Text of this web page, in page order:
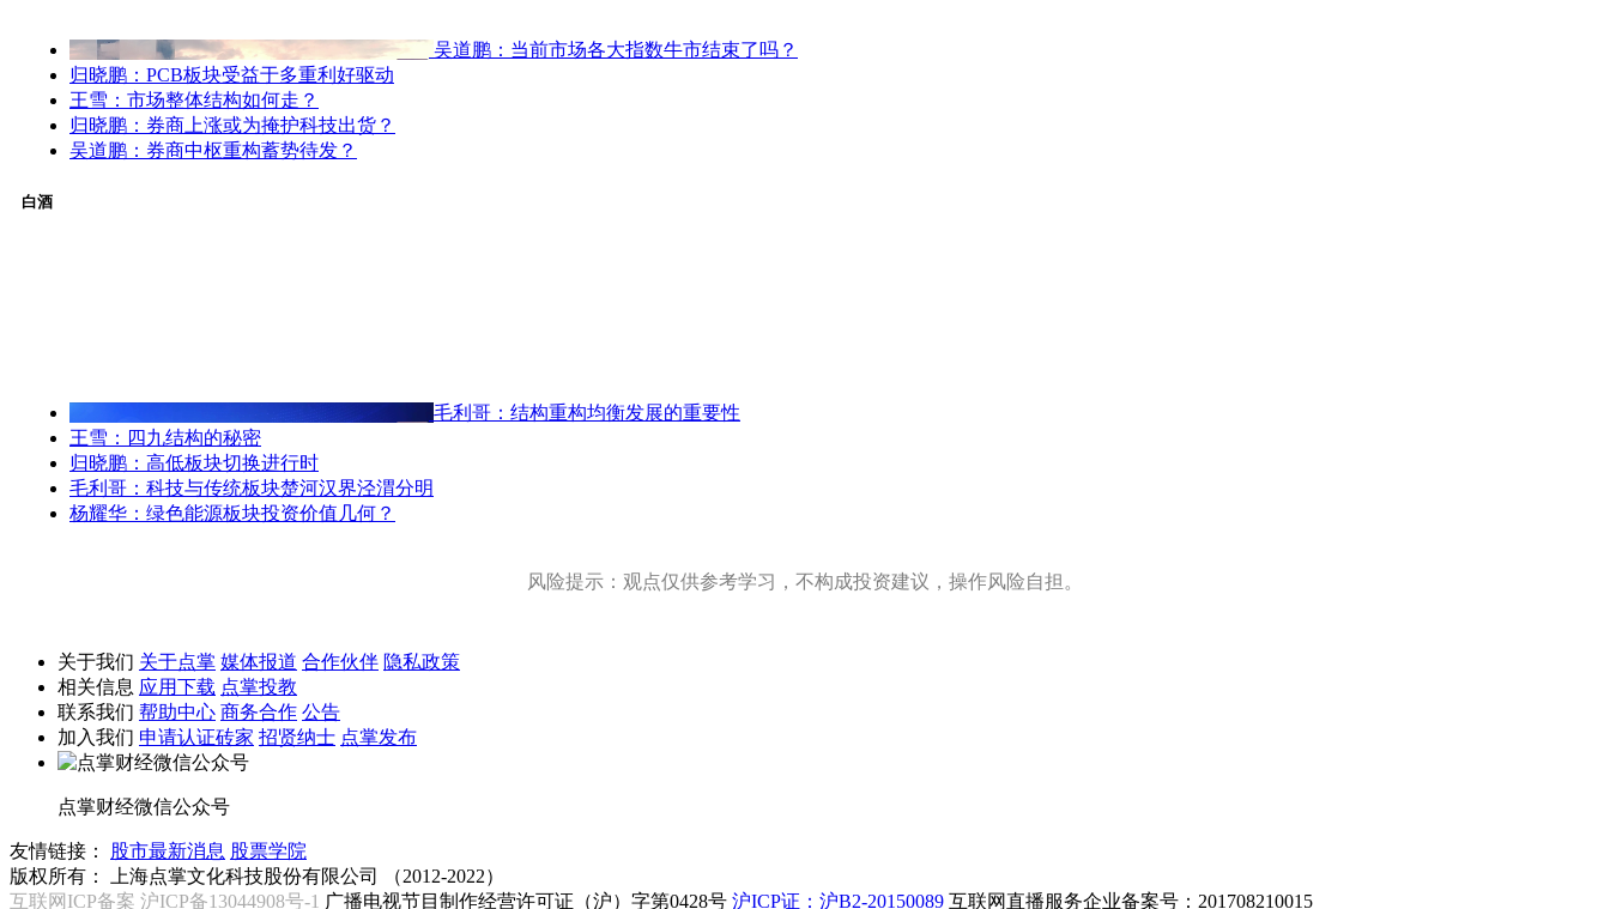
吴道鹏：当前市场各大指数牛市结束了吗？
归晓鹏：PCB板块受益于多重利好驱动
王雪：市场整体结构如何走？
归晓鹏：券商上涨或为掩护科技出货？
吴道鹏：券商中枢重构蓄势待发？
白酒
毛利哥：结构重构均衡发展的重要性
王雪：四九结构的秘密
归晓鹏：高低板块切换进行时
毛利哥：科技与传统板块楚河汉界泾渭分明
杨耀华：绿色能源板块投资价值几何？
风险提示：观点仅供参考学习，不构成投资建议，操作风险自担。
关于我们 关于点掌 媒体报道 合作伙伴 隐私政策
相关信息 应用下载 点掌投教
联系我们 帮助中心 商务合作 公告
加入我们 申请认证砖家 招贤纳士 点掌发布
点掌财经微信公众号
友情链接： 股市最新消息 股票学院
版权所有：
上海点掌文化科技股份有限公司 （2012-2022）
互联网ICP备案 沪ICP备13044908号-1 广播电视节目制作经营许可证（沪）字第0428号 沪ICP证：沪B2-20150089 互联网直播服务企业备案号：201708210015